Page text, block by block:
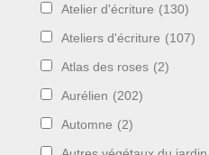
Atelier d'écriture (130)
Ateliers d'écriture (107)
Atlas des roses (2)
Aurélien (202)
Automne (2)